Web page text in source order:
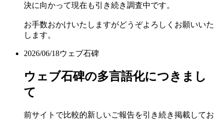
決に向かって現在も引き続き調査中です。
お手数おかけいたしますがどうぞよろしくお願いいた
します。
2026/06/18ウェブ石碑
ウェブ石碑の多言語化につきまし
て
前サイトで比較的新しいご報告を引き続き掲載してお